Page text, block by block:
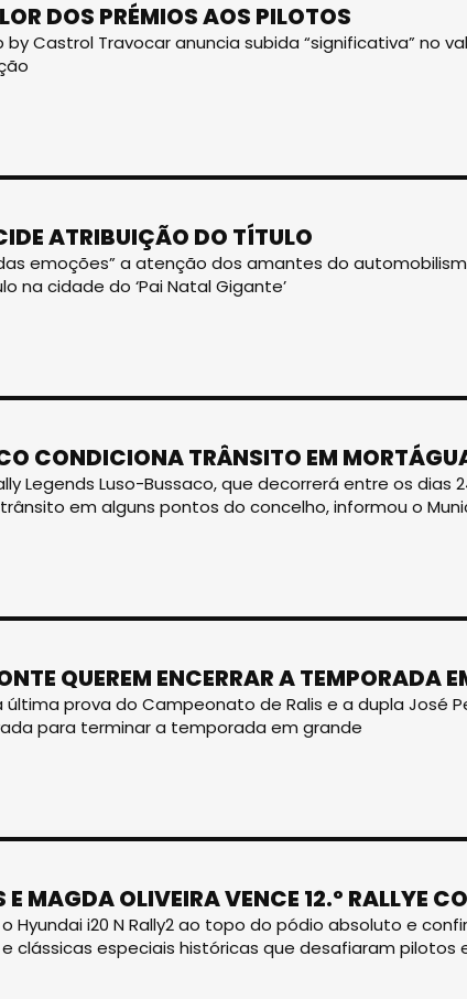
DOS PRÉMIOS AOS PILOTOS
Castrol Travocar anuncia subida “significativa” no
ATRIBUIÇÃO DO TÍTULO
emoções” a atenção dos amantes do
na cidade do ‘Pai Natal Gigante’
CONDICIONA TRÂNSITO EM
Legends Luso-Bussaco, que decorrerá entre os dias
em alguns pontos do concelho, informou o
QUEREM ENCERRAR A TEMPORADA
última prova do Campeonato de Ralis e a dupla José
para terminar a temporada em grande
E MAGDA OLIVEIRA VENCE 12.º RALLYE
Hyundai i20 N Rally2 ao topo do pódio absoluto e
clássicas especiais históricas que desafiaram pilotos